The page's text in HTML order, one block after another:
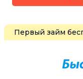
Первый займ